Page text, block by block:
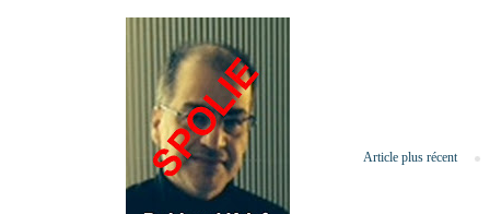
Article plus récent